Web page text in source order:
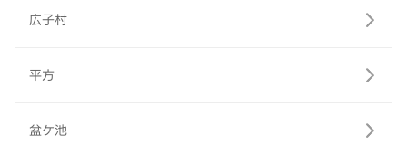
広子村
平方
盆ケ池